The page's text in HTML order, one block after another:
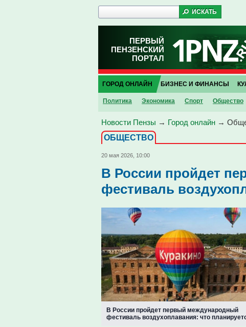
ПЕРВЫЙ
ПЕНЗЕНСКИЙ
ПОРТАЛ
ГОРОД ОНЛАЙН
Политика Экономика Спорт Общество
БИЗНЕС И ФИНАНСЫ
Новости Пензы → Город онлайн →
ОБЩЕСТВО
20 мая 2026, 10:00
В России пройдет
фестиваль
В России пройдет первый международный
фестиваль воздухоплавания: что